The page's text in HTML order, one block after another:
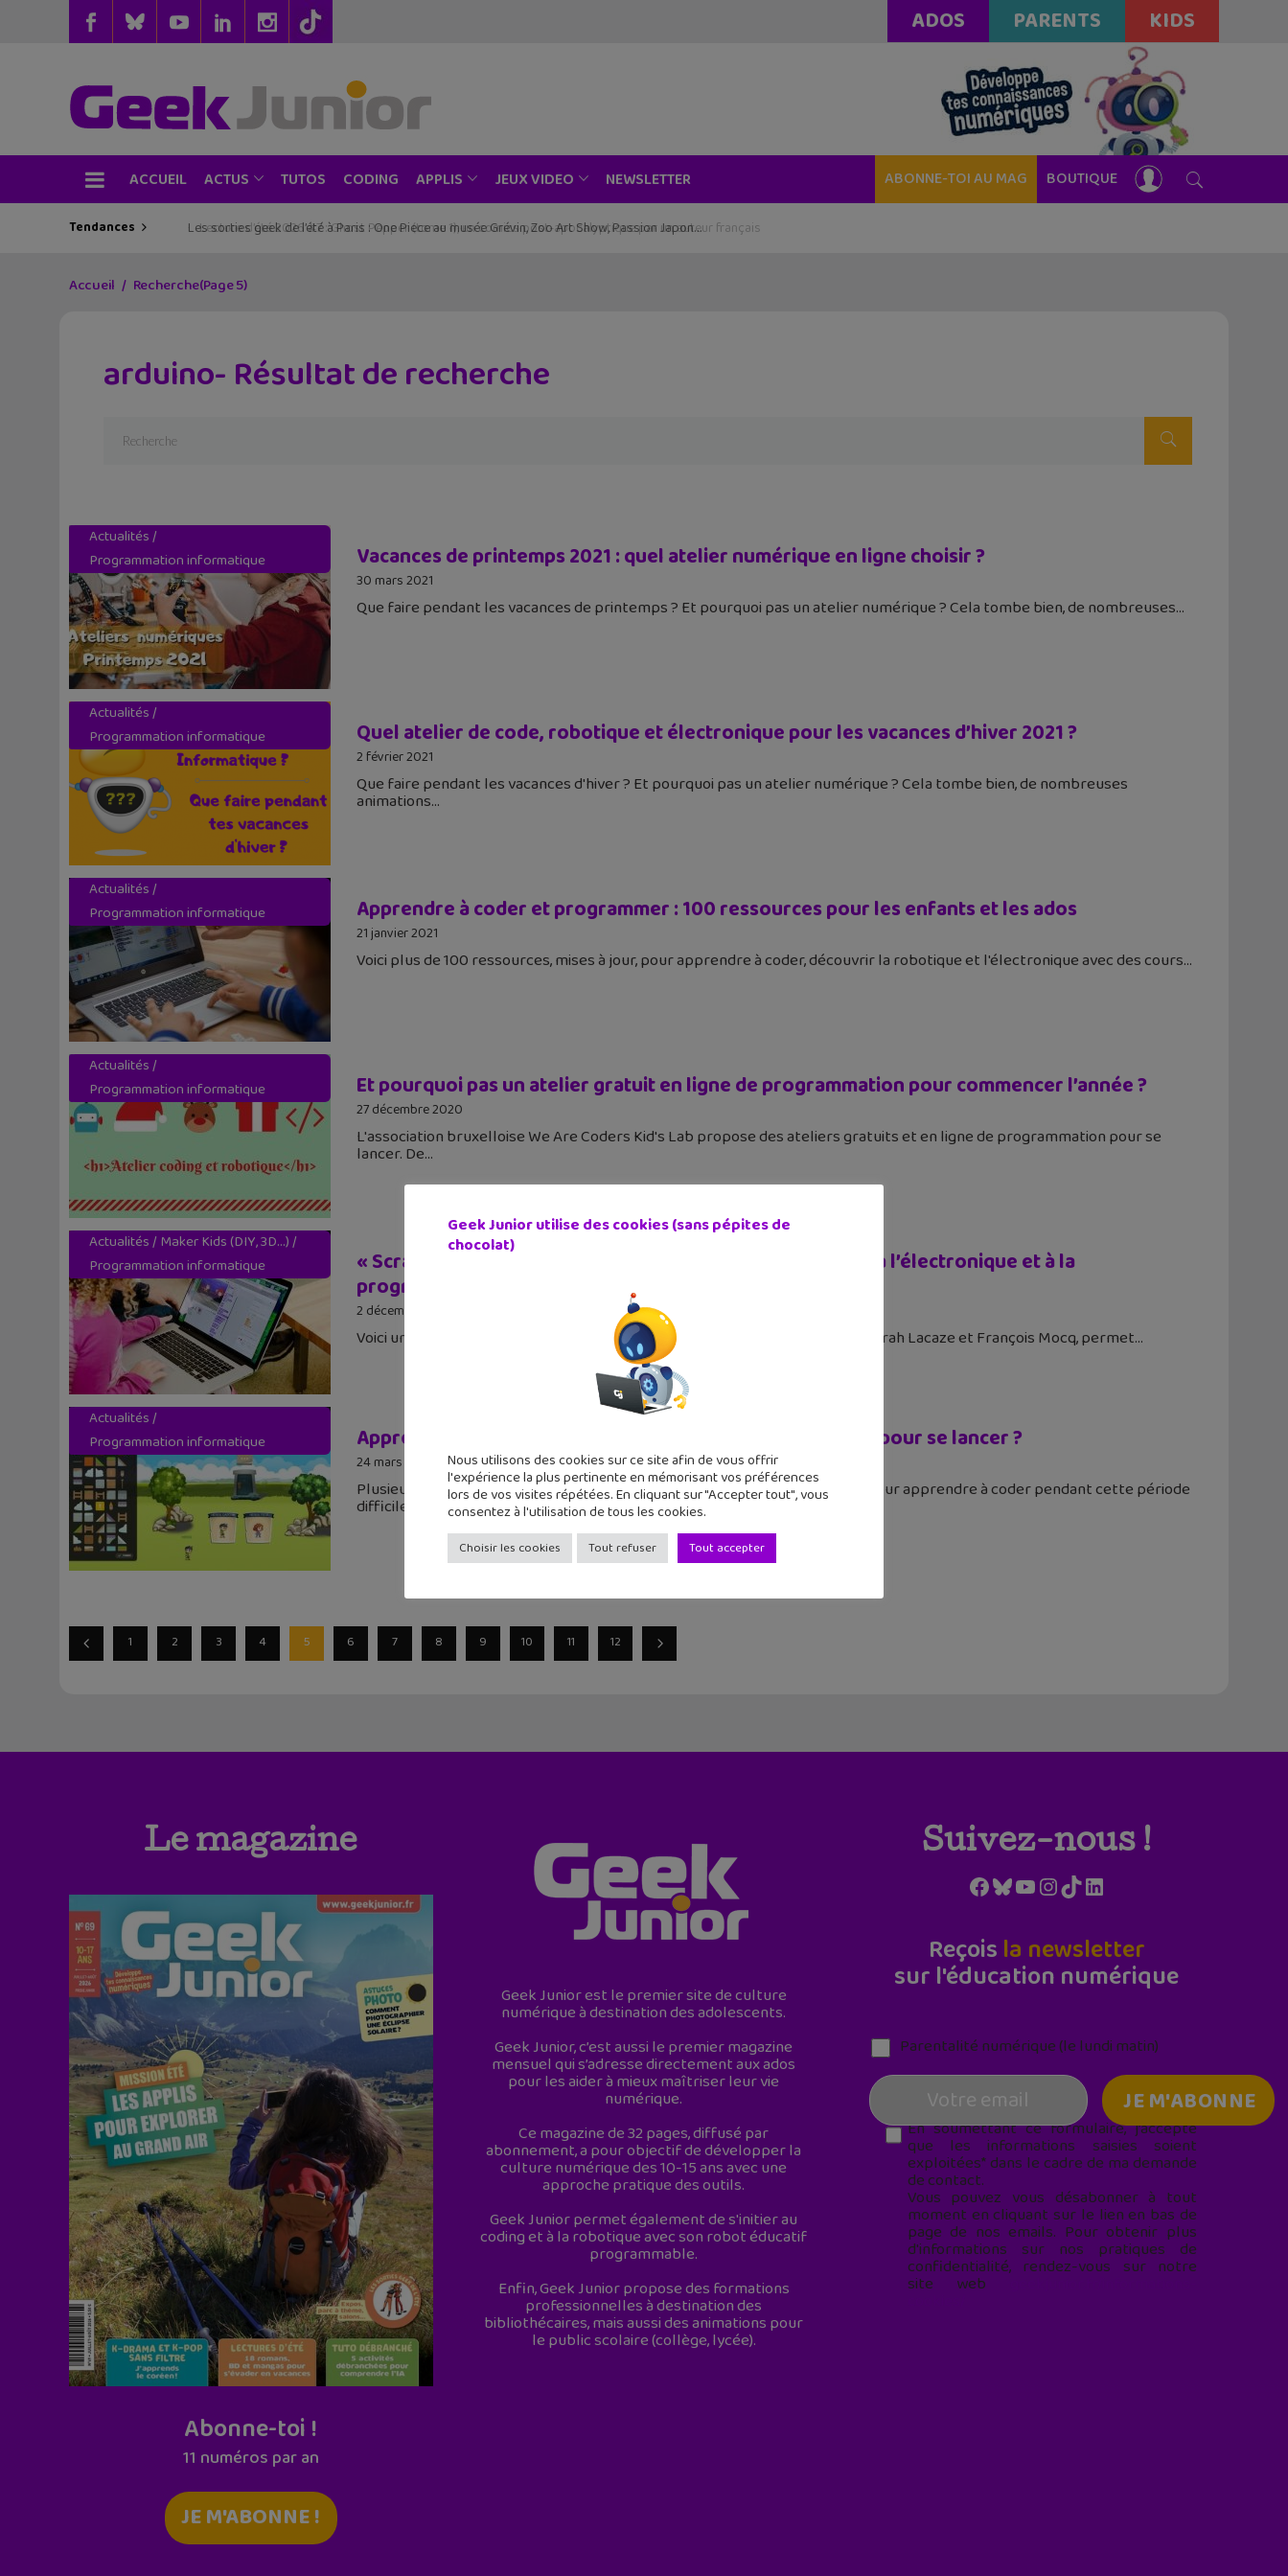
ADOS PARENTS KIDS
ACCUEIL ACTUS TUTOS CODING APPLIS JEUX VIDEO NEWSLETTER ABONNE-TOI AU MAG BOUTIQUE
Tendances Les sorties geek de l’été à Paris : One Piece au musée Grévin, Zoo Art Show, Passion Japon…
Accueil Recherche(Page 5)
arduino- Résultat de recherche
Actualités/
Programmation informatique
Vacances de printemps 2021 : quel atelier numérique en ligne choisir ?
30 mars 2021
Que faire pendant les vacances de printemps ? Et pourquoi pas un atelier numérique ? Cela tombe bien, de nombreuses
Actualités/
Programmation informatique
Quel atelier de code, robotique et électronique pour les vacances d’hiver 2021 ?
2 février 2021
Que faire pendant les vacances d'hiver ? Et pourquoi pas un atelier numérique ? Cela tombe bien, de nombreuses
animations
Actualités/
Programmation informatique
Apprendre à coder et programmer : 100 ressources pour les enfants et les ados
21 janvier 2021
Voici plus de 100 ressources, mises à jour, pour apprendre à coder, découvrir la robotique et l'électronique avec des cours
Actualités/
Programmation informatique
Et pourquoi pas un atelier gratuit en ligne de programmation pour commencer l’année ?
27 décembre 2020
L'association bruxelloise We Are Coders Kid's Lab propose des ateliers gratuits et en ligne de programmation pour se
lancer. De
Actualités/ Maker Kids (DIY, 3D...)/
Programmation informatique
« Scratch et Raspberry Pi », un livre complet pour s’initier à l’électronique et à la
programmation
2 décembre 2020
Voici un livre pour les apprentis maker ! "Scratch et Raspberry Pi" écrit par Sarah Lacaze et François Mocq, permet
Actualités/
Programmation informatique
Apprendre à coder à la maison : quelles solutions en ligne pour se lancer ?
24 mars 2020
Plusieurs plateformes proposent des accès et des cours en ligne gratuits pour apprendre à coder pendant cette période
difficile de
1 2 3 4 5 6 7 8 9 10 11 12
Le magazine
Abonne-toi !
11 numéros par an
JE M'ABONNE !
Geek Junior est le premier site de culture
numérique à destination des adolescents.
Geek Junior, c’est aussi le premier magazine
mensuel qui s’adresse directement aux ados
pour les aider à mieux maîtriser leur vie
numérique.
Ce magazine de 32 pages, diffusé par
abonnement, a pour objectif de développer la
culture numérique des 10-15 ans avec une
approche pratique des outils.
Geek Junior permet également de s'initier au
coding et à la robotique avec son robot éducatif
programmable.
Enfin, Geek Junior propose des formations
professionnelles à destination des
bibliothécaires, mais aussi des animations pour
le public scolaire (collège, lycée).
Suivez-nous !
Facebook
Bluesky
YouTube
Instagram
TikTokLinkedIn
Reçois la newsletter
sur l'éducation numérique
Parentalité numérique (le lundi matin)
En soumettant ce formulaire, j’accepte
que les informations saisies soient
exploitées* dans le cadre de ma demande
de contact.
Vous pouvez vous désabonner à tout
moment en cliquant sur le lien en bas de
page de nos emails. Pour obtenir plus
d'informations sur nos pratiques de
confidentialité, rendez-vous sur notre
site web
Geek Junior utilise des cookies (sans pépites de
chocolat)
Nous utilisons des cookies sur ce site afin de vous offrir
l'expérience la plus pertinente en mémorisant vos préférences
lors de vos visites répétées. En cliquant sur "Accepter tout", vous
consentez à l'utilisation de tous les cookies.
Choisir les cookies Tout refuser Tout accepter